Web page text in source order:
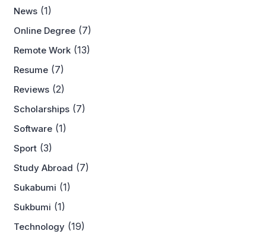
News (1)
Online Degree (7)
Remote Work (13)
Resume (7)
Reviews (2)
Scholarships (7)
Software (1)
Sport (3)
Study Abroad (7)
Sukabumi (1)
Sukbumi (1)
Technology (19)